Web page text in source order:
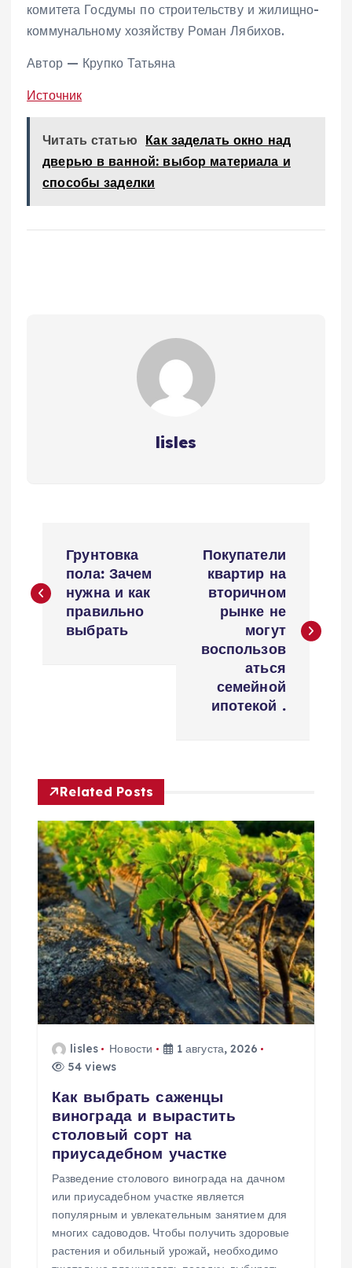
комитета Госдумы по строительству и жилищно-
коммунальному хозяйству Роман Лябихов.
Автор — Крупко Татьяна
Источник
Читать статью Как заделать окно над
дверью в ванной: выбор материала и
способы заделки
lisles
а
ц
и
я
п
о
з
а
Грунтовка
пола: Зачем
нужна и как
правильно
выбрать
Покупатели
квартир на
вторичном
рынке не
могут
воспользов
аться
семейной
ипотекой .
Related Posts
lisles Новости
1 августа, 2026
54 views
Как выбрать саженцы
винограда и вырастить
столовый сорт на
приусадебном участке
Разведение столового винограда на дачном
или приусадебном участке является
популярным и увлекательным занятием для
многих садоводов. Чтобы получить здоровые
растения и обильный урожай, необходимо